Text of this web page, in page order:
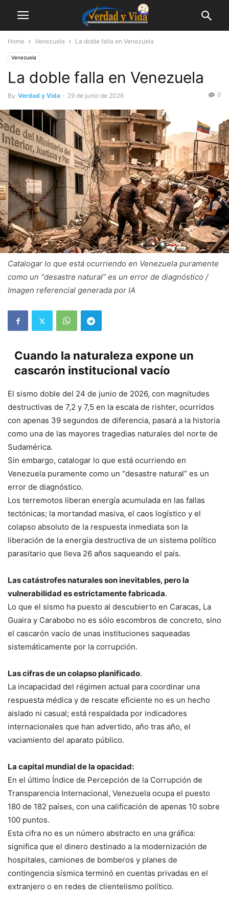
Home Venezuela La doble falla en Venezuela
Venezuela
La doble falla en Venezuela
By Verdad y Vida - 29 de junio de 2026 0
Catalogar lo que está ocurriendo en Venezuela puramente
como un “desastre natural” es un error de diagnóstico /
Imagen referencial generada por IA
Cuando la naturaleza expone un
cascarón institucional vacío
El sismo doble del 24 de junio de 2026, con magnitudes
destructivas de 7,2 y 7,5 en la escala de rishter, ocurridos
con apenas 39 segundos de diferencia, pasará a la historia
como una de las mayores tragedias naturales del norte de
Sudamérica.
Sin embargo, catalogar lo que está ocurriendo en
Venezuela puramente como un “desastre natural” es un
error de diagnóstico.
Los terremotos liberan energía acumulada en las fallas
tectónicas; la mortandad masiva, el caos logístico y el
colapso absoluto de la respuesta inmediata son la
liberación de la energía destructiva de un sistema político
parasitario que lleva 26 años saqueando el país.
Las catástrofes naturales son inevitables, pero la
vulnerabilidad es estrictamente fabricada.
Lo que el sismo ha puesto al descubierto en Caracas, La
Guaira y Carabobo no es sólo escombros de concreto, sino
el cascarón vacío de unas instituciones saqueadas
sistemáticamente por la corrupción.
Las cifras de un colapso planificado.
La incapacidad del régimen actual para coordinar una
respuesta médica y de rescate eficiente no es un hecho
aislado ni casual; está respaldada por indicadores
internacionales que han advertido, año tras año, el
vaciamiento del aparato público.
La capital mundial de la opacidad:
En el último Índice de Percepción de la Corrupción de
Transparencia Internacional, Venezuela ocupa el puesto
180 de 182 países, con una calificación de apenas 10 sobre
100 puntos.
Esta cifra no es un número abstracto en una gráfica:
significa que el dinero destinado a la modernización de
hospitales, camiones de bomberos y planes de
contingencia sísmica terminó en cuentas privadas en el
extranjero o en redes de clientelismo político.